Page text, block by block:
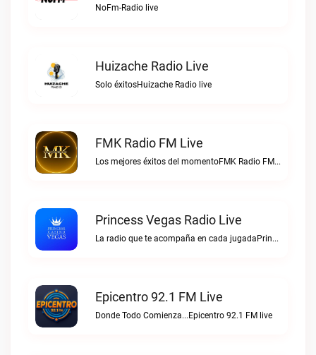
NoFm-Radio live
Huizache Radio Live
Solo éxitosHuizache Radio live
FMK Radio FM Live
Los mejores éxitos del momentoFMK Radio FM live
Princess Vegas Radio Live
La radio que te acompaña en cada jugadaPrincess Vegas Radio live
Epicentro 92.1 FM Live
Donde Todo Comienza...Epicentro 92.1 FM live